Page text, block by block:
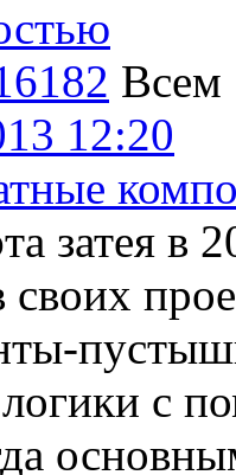
Всем
12:20
затея в
своих
логики с